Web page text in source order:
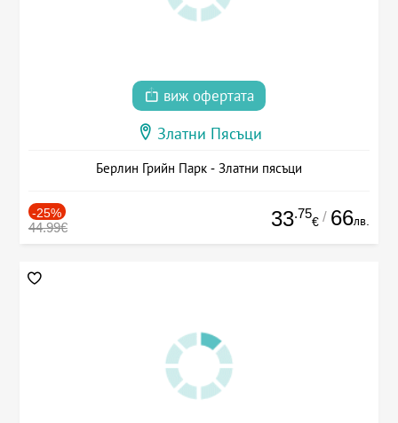
виж офертата
Златни Пясъци
Берлин Грийн Парк - Златни пясъци
-25%
44.99€ 33.75
€ / 66лв.